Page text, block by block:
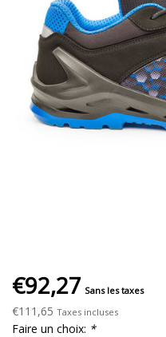
€92,27 Sans les taxes
€111,65 Taxes incluses
Faire un choix: *